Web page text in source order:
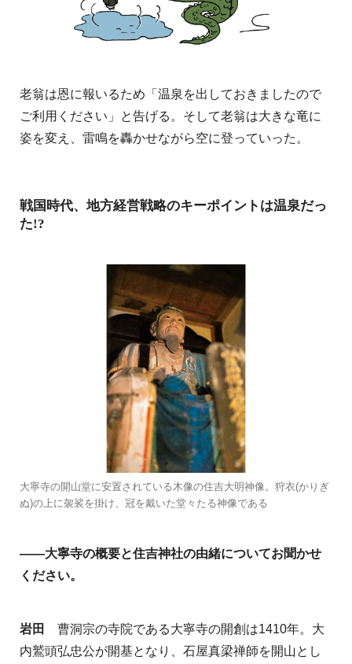
老翁は恩に報いるため「温泉を出しておきましたので
ご利用ください」と告げる。そして老翁は大きな竜に
姿を変え、雷鳴を轟かせながら空に登っていった。
戦国時代、地方経営戦略のキーポイントは温泉だっ
た!?
大寧寺の開山堂に安置されている木像の住吉大明神像。狩衣(かりぎ
ぬ)の上に袈裟を掛け、冠を戴いた堂々たる神像である
——大寧寺の概要と住吉神社の由緒についてお聞かせ
ください。
岩田 曹洞宗の寺院である大寧寺の開創は1410年。大
内鷲頭弘忠公が開基となり、石屋真梁禅師を開山とし